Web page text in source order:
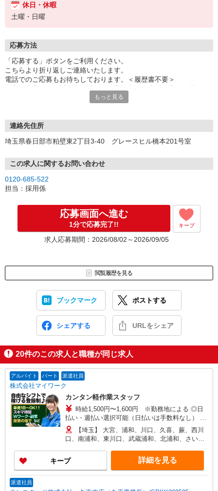
休日・休暇
土曜・日曜
応募方法
「応募する」ボタンをご利用ください。
こちらより折り返しご連絡いたします。
電話でのご応募もお待ちしております。＜履歴書不要＞
もっと見る
連絡先住所
埼玉県春日部市粕壁東2丁目3-40 グレースヒル橋本201号室
この求人に関するお問い合わせ
0120-685-522
担当：採用係
応募画面へ進む
1分で応募完了!! キープ
求人応募期間：2026/08/02～2026/09/05
閲覧履歴を見る
ブックマーク ポストする
シェアする URLをシェア
20件のこの求人と職種が同じ求人
アルバイト パート 派遣社員
株式会社マイワーク
カンタン軽作業スタッフ
時給1,500円〜1,600円 ※勤務地による ◎日
払い・週払い選択可能（日払いは手数料なし） ◎
残業手当、リーダー手当、深夜手当あり！
【埼玉】 大宮、浦和、川口、久喜、蕨、西川
口、南浦和、東川口、武蔵浦和、北浦和、さいた
和、与野、桶川、他 他にも一都三県各地にあり。
ご希望をお聞かせください。 ☆送迎バス有／バイ
ク・自転車通勤OKなどの勤務地もアリ
キープ 詳細を見る
派遣社員